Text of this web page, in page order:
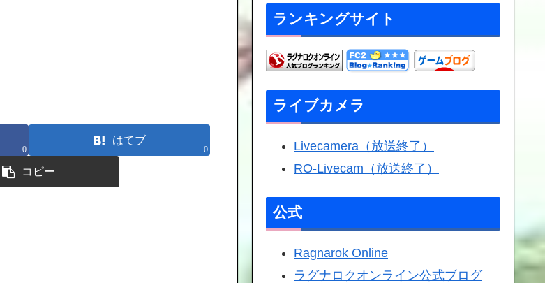
0
はてブ
0
コピー
ランキングサイト
ライブカメラ
Livecamera（放送終了）
RO-Livecam（放送終了）
公式
Ragnarok Online
ラグナロクオンライン公式ブログ